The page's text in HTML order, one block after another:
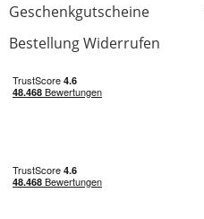
Geschenkgutscheine
Bestellung Widerrufen